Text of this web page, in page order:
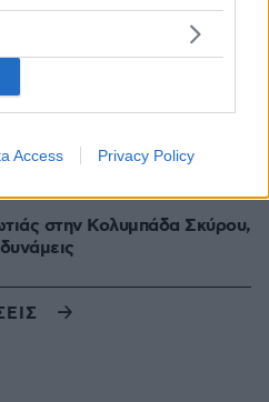
Access Privacy Policy
Gen Z που θα
στον τουρισμό
πλοίου στο λιμάνι της
στην Κολυμπάδα Σκύρου,